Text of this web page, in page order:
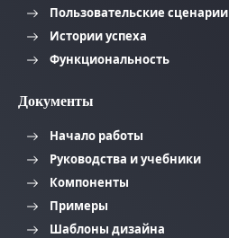
Пользовательские сценарии
Истории успеха
Функциональность
Документы
Начало работы
Руководства и учебники
Компоненты
Примеры
Шаблоны дизайна